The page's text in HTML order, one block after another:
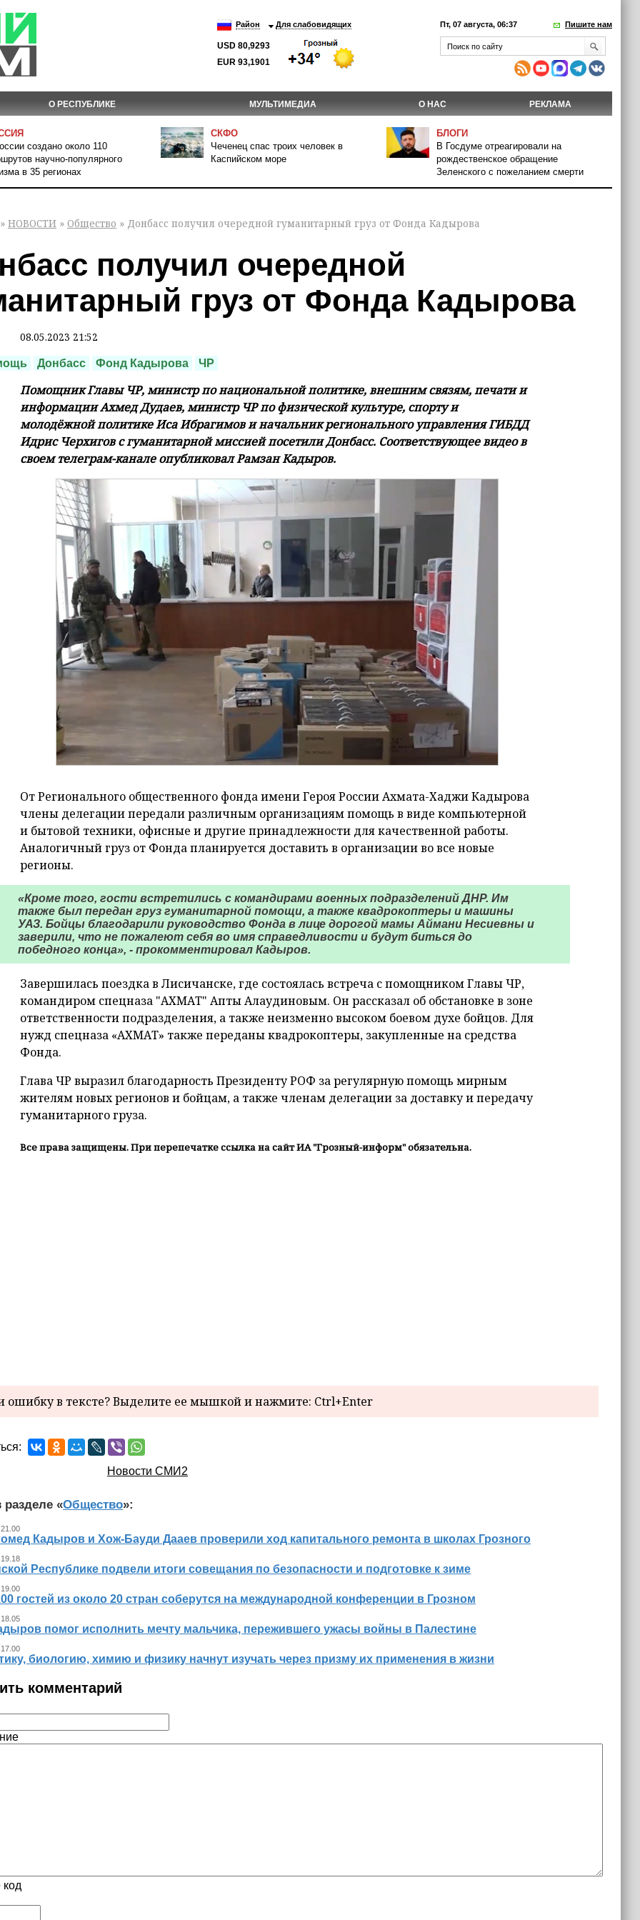
Район Для слабовидящих
USD 80,9293
EUR 93,1901
Пт, 07 августа, 06:37 Пишите нам
О РЕСПУБЛИКЕ МУЛЬТИМЕДИА О НАС РЕКЛАМА
создано около 110
научно-популярного
в 35 регионах
СКФО
Чеченец спас троих человек в
Каспийском море
БЛОГИ
В Госдуме отреагировали на
рождественское обращение
Зеленского с пожеланием смерти
» НОВОСТИ » Общество » Донбасс получил очередной гуманитарный груз от Фонда Кадырова
получил очередной
груз от Фонда Кадырова
08.05.2023 21:52
Донбасс Фонд Кадырова ЧР
Помощник Главы ЧР, министр по национальной политике, внешним связям, печати и
информации Ахмед Дудаев, министр ЧР по физической культуре, спорту и
молодёжной политике Иса Ибрагимов и начальник регионального управления ГИБДД
Идрис Черхигов с гуманитарной миссией посетили Донбасс. Соответствующее видео в
своем телеграм-канале опубликовал Рамзан Кадыров.
От Регионального общественного фонда имени Героя России Ахмата-Хаджи Кадырова
члены делегации передали различным организациям помощь в виде компьютерной
и бытовой техники, офисные и другие принадлежности для качественной работы.
Аналогичный груз от Фонда планируется доставить в организации во все новые
регионы.
«Кроме того, гости встретились с командирами военных подразделений ДНР. Им
также был передан груз гуманитарной помощи, а также квадрокоптеры и машины
УАЗ. Бойцы благодарили руководство Фонда в лице дорогой мамы Аймани Несиевны и
заверили, что не пожалеют себя во имя справедливости и будут биться до
победного конца», - прокомментировал Кадыров.
Завершилась поездка в Лисичанске, где состоялась встреча с помощником Главы ЧР,
командиром спецназа "АХМАТ" Апты Алаудиновым. Он рассказал об обстановке в зоне
ответственности подразделения, а также неизменно высоком боевом духе бойцов. Для
нужд спецназа «АХМАТ» также переданы квадрокоптеры, закупленные на средства
Фонда.
Глава ЧР выразил благодарность Президенту РОФ за регулярную помощь мирным
жителям новых регионов и бойцам, а также членам делегации за доставку и передачу
гуманитарного груза.
Все права защищены. При перепечатке ссылка на сайт ИА "Грозный-информ" обязательна.
в тексте? Выделите ее мышкой и нажмите: Ctrl+Enter
Новости СМИ2
разделе «Общество»:
Кадыров и Хож-Бауди Дааев проверили ход капитального ремонта в школах Грозного
Республике подвели итоги совещания по безопасности и подготовке к зиме
гостей из около 20 стран соберутся на международной конференции в Грозном
помог исполнить мечту мальчика, пережившего ужасы войны в Палестине
биологию, химию и физику начнут изучать через призму их применения в жизни
комментарий
код